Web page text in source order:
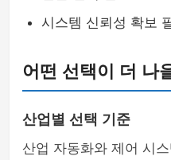
시스템 신뢰성 확보
어떤 선택이 더 나
산업별 선택 기준
산업 자동화와 제어 시